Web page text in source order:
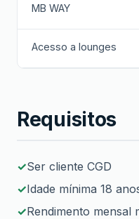
MB WAY
Acesso a lounges
Requisitos
Ser cliente CGD
Idade mínima 18
Rendimento mensal